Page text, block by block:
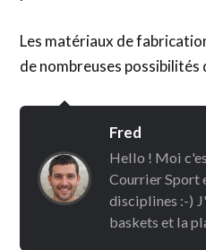
Les matériaux de
de nombreuses
Fred
Hello ! Moi
Courrier Sport
disciplines :-)
baskets et la